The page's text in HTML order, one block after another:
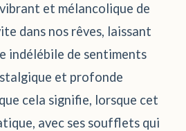
et mélancolique de
dans nos rêves, laissant
indélébile de sentiments
et profonde
cela signifie, lorsque cet
avec ses soufflets qui